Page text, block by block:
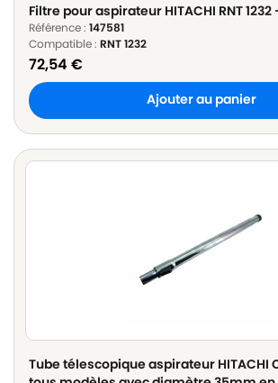
Filtre pour aspirateur HITACHI RNT
Référence : 147581
Compatible : RNT 1232
72,54 €
Ajouter au panier
Tube télescopique aspirateur HITACHI